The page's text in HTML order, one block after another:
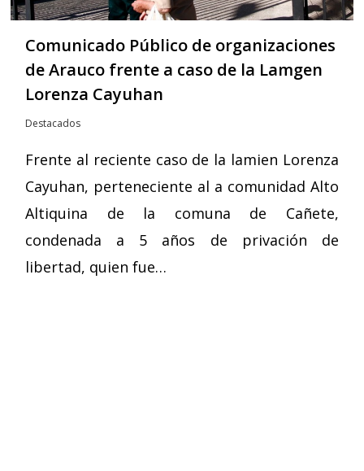
Comunicado Público de organizaciones
de Arauco frente a caso de la Lamgen
Lorenza Cayuhan
Destacados
Frente al reciente caso de la lamien Lorenza
Cayuhan, perteneciente al a comunidad Alto
Altiquina de la comuna de Cañete,
condenada a 5 años de privación de
libertad, quien fue…